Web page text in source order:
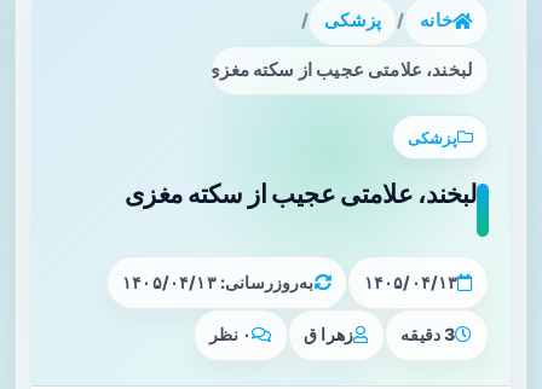
خانه / پزشکی /
لبخند، علامتی عجیب از سکته مغزی
پزشکی
لبخند، علامتی عجیب از سکته مغزی
۱۴۰۵/۰۴/۱۳ به‌روزرسانی: ۱۴۰۵/۰۴/۱۳
3 دقیقه زهرا ق ۰ نظر